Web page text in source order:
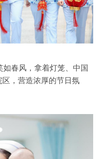
春风，拿着灯笼、中国
，营造浓厚的节日氛